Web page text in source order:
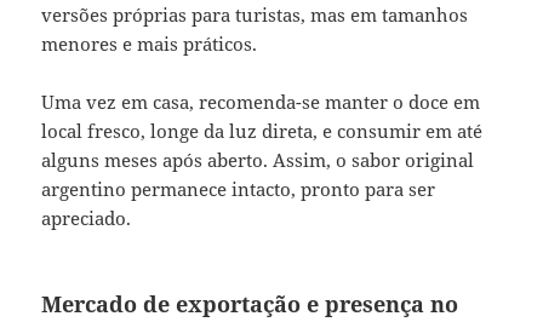
versões próprias para turistas, mas em tamanhos
menores e mais práticos.
Uma vez em casa, recomenda-se manter o doce em
local fresco, longe da luz direta, e consumir em até
alguns meses após aberto. Assim, o sabor original
argentino permanece intacto, pronto para ser
apreciado.
Mercado de exportação e presença no